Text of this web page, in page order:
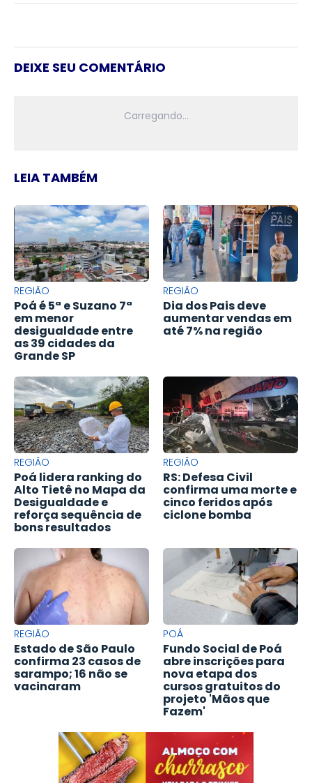
DEIXE SEU COMENTÁRIO
LEIA TAMBÉM
REGIÃO
Poá é 5ª e Suzano 7ª
em menor
desigualdade entre
as 39 cidades da
Grande SP
REGIÃO
Dia dos Pais deve
aumentar vendas em
até 7% na região
REGIÃO
Poá lidera ranking do
Alto Tietê no Mapa da
Desigualdade e
reforça sequência de
bons resultados
REGIÃO
RS: Defesa Civil
confirma uma morte e
cinco feridos após
ciclone bomba
REGIÃO
Estado de São Paulo
confirma 23 casos de
sarampo; 16 não se
vacinaram
POÁ
Fundo Social de Poá
abre inscrições para
nova etapa dos
cursos gratuitos do
projeto 'Mãos que
Fazem'